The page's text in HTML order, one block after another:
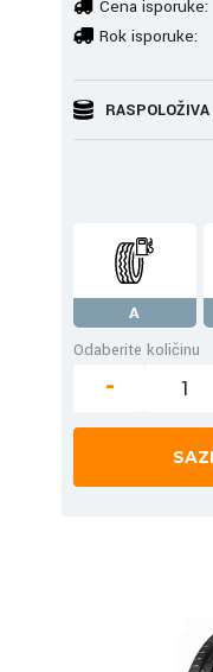
Cena isporuke:
Rok isporuke:
A
Odaberite količinu
-